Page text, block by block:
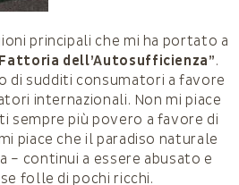
principali che mi ha portato a
Fattoria dell’Autosufficienza”.
di sudditi consumatori a favore
internazionali. Non mi piace
sempre più povero a favore di
piace che il paradiso naturale
– continui a essere abusato e
folle di pochi ricchi.